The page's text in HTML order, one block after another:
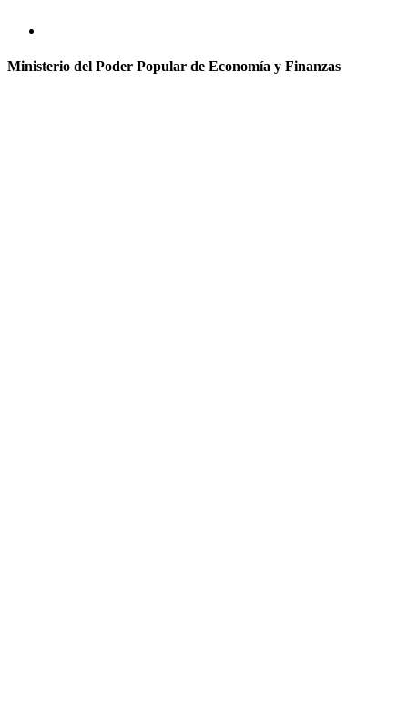
Ministerio del Poder Popular de Economía y Finanzas